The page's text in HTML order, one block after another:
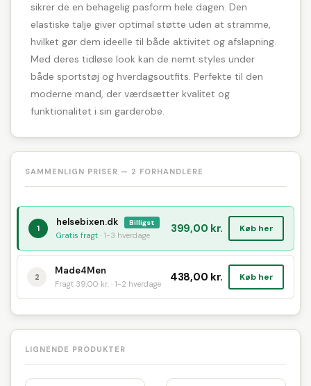
sikrer de en behagelig pasform hele dagen. Den
elastiske talje giver optimal støtte uden at stramme,
hvilket gør dem ideelle til både aktivitet og afslapning.
Med deres tidløse look kan de nemt styles under
både sportstøj og hverdagsoutfits. Perfekte til den
moderne mand, der værdsætter kvalitet og
funktionalitet i sin garderobe.
SAMMENLIGN PRISER — 2 FORHANDLERE
1
helsebixen.dk Billigst
Gratis fragt · 1-3 hverdage 399,00 kr. Køb her
2
Made4Men
Fragt 39,00 kr. · 1-2 hverdage 438,00 kr. Køb her
LIGNENDE PRODUKTER